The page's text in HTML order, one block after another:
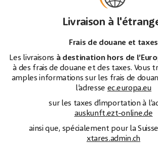
Livraison à
Frais de douane et taxes
Les livraisons à destination hors de
à des frais de douane et des taxes. Vous
amples informations sur les frais de
l’adresse ec.europa.eu
sur les taxes d’importation à
auskunft.ezt-online.de
ainsi que, spécialement pour la
xtares.admin.ch